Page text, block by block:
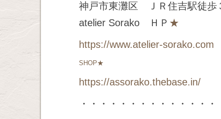
神戸市東灘区 ＪＲ住吉駅徒歩
atelier Sorako ＨＰ ★
https://www.atelier-sorako.com
SHOP★
https://assorako.thebase.in/
・・・・・・・・・・・・・・